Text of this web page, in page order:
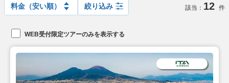
i
絞り込み 該当： 12 件
WEB受付限定ツアーのみを表示する